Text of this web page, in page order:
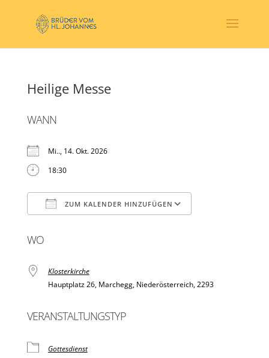
Heilige Messe
WANN
Mi.., 14. Okt. 2026
18:30
ZUM KALENDER HINZUFÜGEN
WO
Klosterkirche
Hauptplatz 26, Marchegg, Niederösterreich, 2293
VERANSTALTUNGSTYP
Gottesdienst